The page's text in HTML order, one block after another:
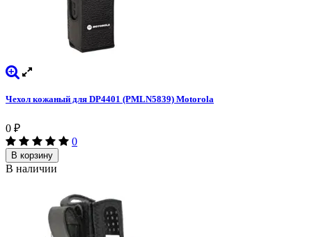
Чехол кожаный для DP4401 (PMLN5839) Motorola
0 ₽
0
В корзину
В наличии